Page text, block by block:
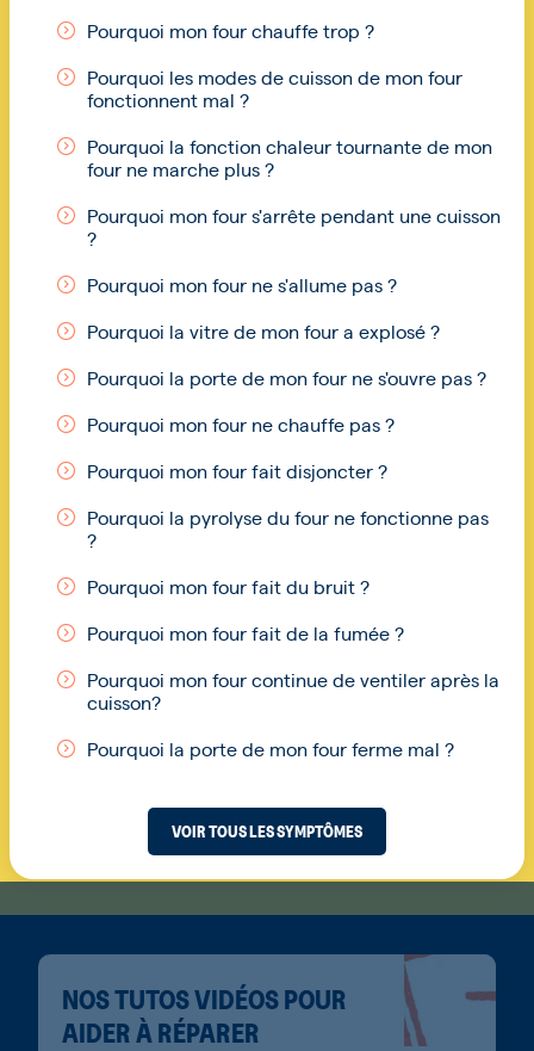
Pourquoi mon four chauffe trop ?
Pourquoi les modes de cuisson de mon four
fonctionnent mal ?
Pourquoi la fonction chaleur tournante de mon
four ne marche plus ?
Pourquoi mon four s'arrête pendant une cuisson
?
Pourquoi mon four ne s'allume pas ?
Pourquoi la vitre de mon four a explosé ?
Pourquoi la porte de mon four ne s'ouvre pas ?
Pourquoi mon four ne chauffe pas ?
Pourquoi mon four fait disjoncter ?
Pourquoi la pyrolyse du four ne fonctionne pas
?
Pourquoi mon four fait du bruit ?
Pourquoi mon four fait de la fumée ?
Pourquoi mon four continue de ventiler après la
cuisson?
Pourquoi la porte de mon four ferme mal ?
VOIR TOUS LES SYMPTÔMES
NOS TUTOS VIDÉOS POUR
AIDER À RÉPARER